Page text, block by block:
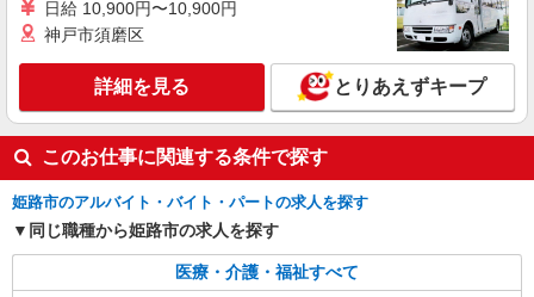
姫路市＊最寄り：英賀保駅
キープ 詳細を見る
派遣社員
株式会社kotrio /●KB-H-1570960
お試し勤務OK♪姫路駅の病院で看護助手▼補助
作業のみ！面接なし
時給1550円〜2187円 ＜日払い有/週払い有/交
通費全支給(ガソリン代含む)＞
姫路市 ※姫路駅から徒歩8分
日給 10,900円〜10,900円
神戸市須磨区
詳細を見る とりあえずキープ
このお仕事に関連する条件で探す
姫路市のアルバイト・バイト・パートの求人を探す
同じ職種から姫路市の求人を探す
医療・介護・福祉すべて